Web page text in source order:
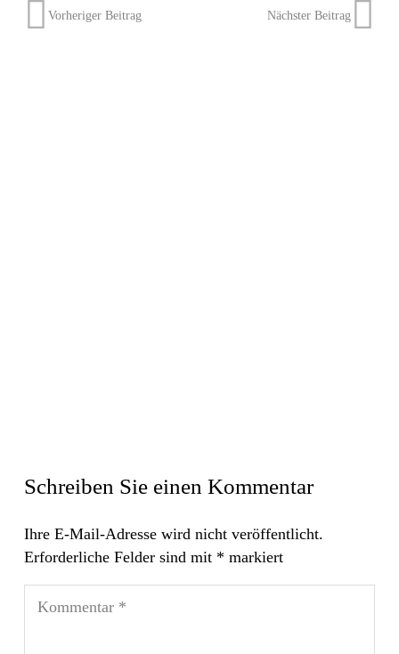
Vorheriger Beitrag Nächster Beitrag
Schreiben Sie einen Kommentar
Ihre E-Mail-Adresse wird nicht veröffentlicht.
Erforderliche Felder sind mit * markiert